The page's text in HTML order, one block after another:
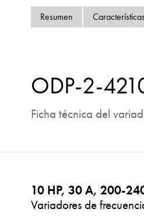
Resumen
ODP-2-
Ficha técnica del
10 HP, 30 A, 200-
Variadores de